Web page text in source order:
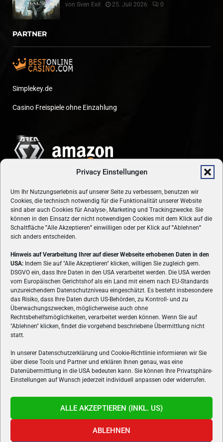
Privacy Einstellungen
Um Ihr Nutzungserlebnis auf unserer Seite zu verbessern, benutzen wir
Cookies, die technisch notwendig für die Funktionalität unserer Website
sind aber auch Cookies für Analyse-, Marketing und Trackingzwecke. Sie
können in den Einsatz der nicht notwendigen Cookies mit dem Klick auf die
Schaltfläche "Alle Akzeptieren" einwilligen oder per Klick auf"Ablehnen"
sich anders entscheiden.
Hinweis auf Verarbeitung Ihrer auf dieser Webseite erhobenen Daten in den
USA: Indem Sie auf "Alle Akzeptieren" klicken, willigen Sie zugleich gem.
DSGVO ein, dass Ihre Daten in den USA verarbeitet werden. Die USA werden
vom Europäischen Gerichtshof als ein Land mit einem nach EU-Standards
unzureichendem Datenschutzniveau eingeschätzt. Es besteht insbesondere
das Risiko, dass Ihre Daten durch US-Behörden, zu Kontroll- und zu
Überwachungszwecken, möglicherweise auch ohne
Rechtsbehelfsmöglichkeiten, verarbeitet werden können. Wenn Sie auf
"Ablehnen" klicken, findet die vorgehend beschriebene Übermittlung nicht
statt.
In unserer Datenschutzerklärung und Cookie-Richtlinie informieren wir Sie
über diese Tools und Partner und erklären Ihnen genau, was eine
Datenübermittlung in die USA bedeuten kann. Sie können Ihre Privatsphäre-
Einstellungen auf Wunsch jederzeit individuell anpassen oder widerrufen.
ALLE AKZEPTIEREN (INKL. US)
ABLEHNEN
von Sven Evil 25. Juli 2026 0
PARTNER
Simplekey.de
Casino Freispiele ohne Einzahlung
ÜBER UNS
VON GAMERN, FÜR GAMER! Gamers.at ist das älteste Online-
Spielemagazin Österreichs und bringt täglich aktuelle News,
Reviews und Videos zu PC- und Konsolenspielen, Gaming-
Hardware und aus der Welt des e-Sport's.
FOLGE UNS